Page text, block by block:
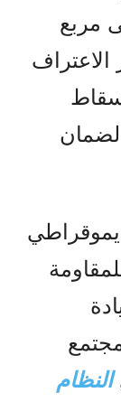
مربع
الاعتراف
لضمان
النظام